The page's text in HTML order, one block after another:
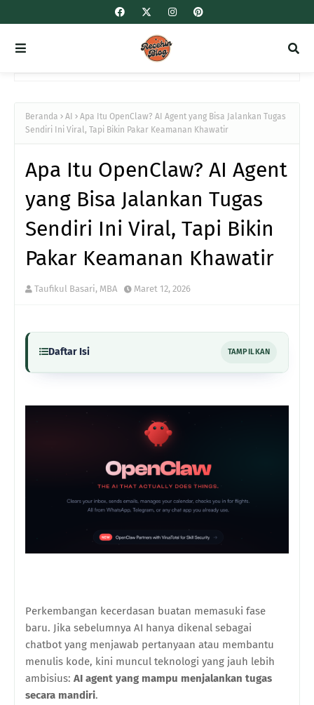
Beranda AI
Apa Itu OpenClaw? AI Agent yang Bisa Jalankan Tugas
Sendiri Ini Viral, Tapi Bikin Pakar Keamanan Khawatir
Apa Itu OpenClaw? AI Agent
yang Bisa Jalankan Tugas
Sendiri Ini Viral, Tapi Bikin
Pakar Keamanan Khawatir
Taufikul Basari, MBA Maret 12, 2026
Daftar Isi TAMPILKAN
Perkembangan kecerdasan buatan memasuki fase
baru. Jika sebelumnya AI hanya dikenal sebagai
chatbot yang menjawab pertanyaan atau membantu
menulis kode, kini muncul teknologi yang jauh lebih
ambisius: AI agent yang mampu menjalankan tugas
secara mandiri.